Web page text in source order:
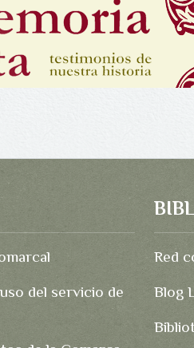
del servicio de
Red
Blog